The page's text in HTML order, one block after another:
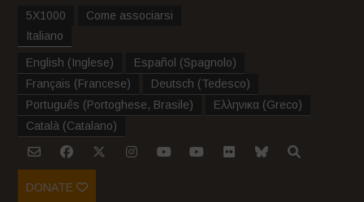
5X1000
Come associarsi
Italiano
English (Inglese) Español (Spagnolo)
Français (Francese) Deutsch (Tedesco)
Português (Portoghese, Brasile) Ελληνικα (Greco)
Català (Catalano)
DONATE